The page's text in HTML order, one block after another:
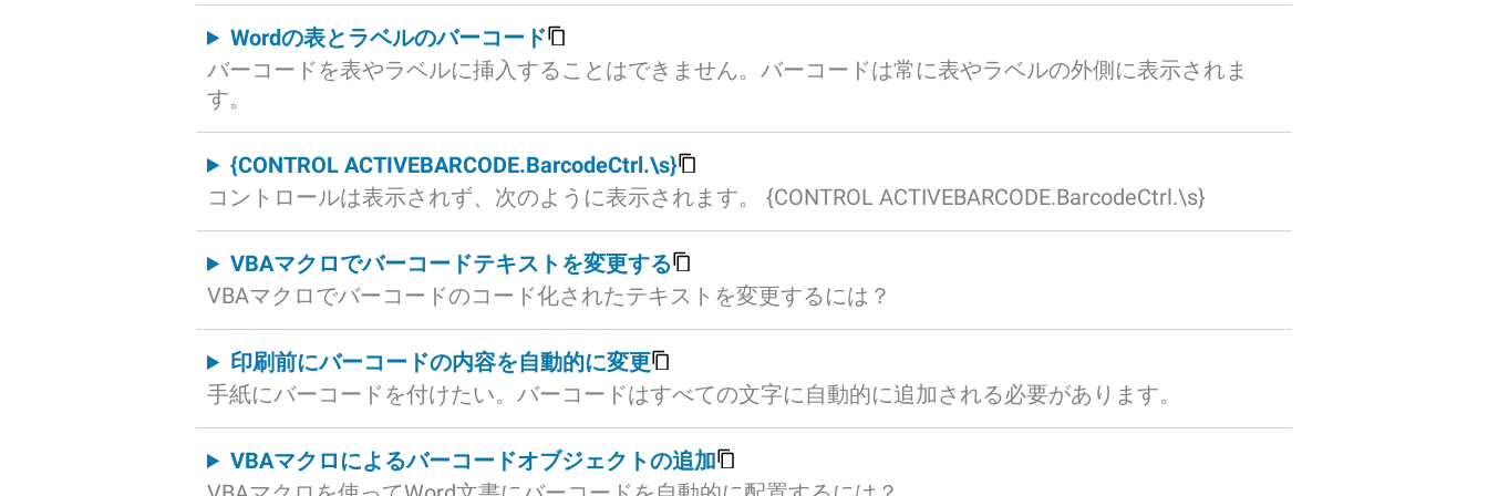
Wordの表とラベルのバーコード
バーコードを表やラベルに挿入することはできません。バーコードは常に表やラベルの外側に表示されま
す。
{CONTROL ACTIVEBARCODE.BarcodeCtrl.\s}
コントロールは表示されず、次のように表示されます。 {CONTROL ACTIVEBARCODE.BarcodeCtrl.\s}
VBAマクロでバーコードテキストを変更する
VBAマクロでバーコードのコード化されたテキストを変更するには？
印刷前にバーコードの内容を自動的に変更
手紙にバーコードを付けたい。バーコードはすべての文字に自動的に追加される必要があります。
VBAマクロによるバーコードオブジェクトの追加